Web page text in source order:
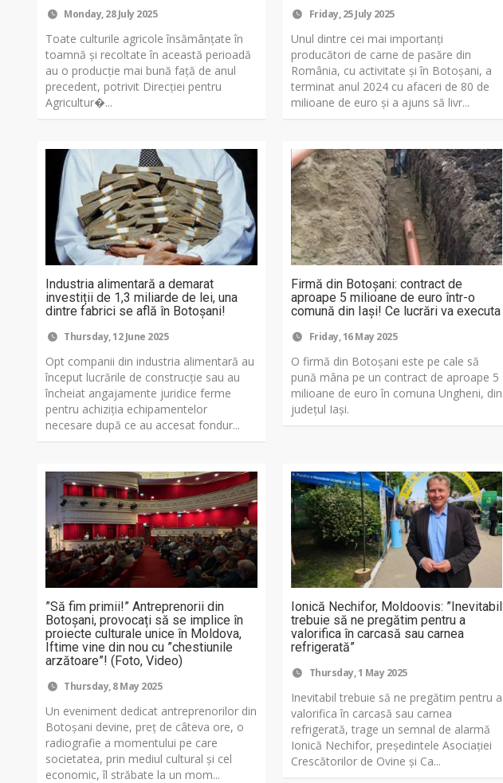
Monday, 28 July 2025
Toate culturile agricole însămânțate în
toamnă și recoltate în această perioadă
au o producție mai bună față de anul
precedent, potrivit Direcției pentru
Agricultur�...
Friday, 25 July 2025
Unul dintre cei mai importanți
producători de carne de pasăre din
România, cu activitate și în Botoșani, a
terminat anul 2024 cu afaceri de 80 de
milioane de euro și a ajuns să livr...
Industria alimentară a demarat
investiții de 1,3 miliarde de lei, una
dintre fabrici se află în Botoșani!
Thursday, 12 June 2025
Opt companii din industria alimentară au
început lucrările de construcție sau au
încheiat angajamente juridice ferme
pentru achiziția echipamentelor
necesare după ce au accesat fondur...
Firmă din Botoșani: contract de
aproape 5 milioane de euro într-o
comună din Iași! Ce lucrări va executa
Friday, 16 May 2025
O firmă din Botoșani este pe cale să
pună mâna pe un contract de aproape 5
milioane de euro în comuna Ungheni, din
județul Iași.
”Să fim primii!” Antreprenorii din
Botoșani, provocați să se implice în
proiecte culturale unice în Moldova,
Iftime vine din nou cu ”chestiunile
arzătoare”! (Foto, Video)
Thursday, 8 May 2025
Un eveniment dedicat antreprenorilor din
Botoșani devine, preț de câteva ore, o
radiografie a momentului pe care
societatea, prin mediul cultural și cel
economic, îl străbate la un mom...
Ionică Nechifor, Moldoovis: ”Inevitabil
trebuie să ne pregătim pentru a
valorifica în carcasă sau carnea
refrigerată”
Thursday, 1 May 2025
Inevitabil trebuie să ne pregătim pentru a
valorifica în carcasă sau carnea
refrigerată, trage un semnal de alarmă
Ionică Nechifor, președintele Asociației
Crescătorilor de Ovine și Ca...